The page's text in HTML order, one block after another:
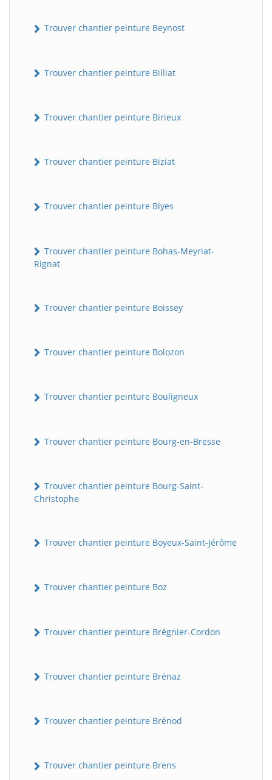
Trouver chantier peinture Beynost
Trouver chantier peinture Billiat
Trouver chantier peinture Birieux
Trouver chantier peinture Biziat
Trouver chantier peinture Blyes
Trouver chantier peinture Bohas-Meyriat-
Rignat
Trouver chantier peinture Boissey
Trouver chantier peinture Bolozon
Trouver chantier peinture Bouligneux
Trouver chantier peinture Bourg-en-Bresse
Trouver chantier peinture Bourg-Saint-
Christophe
Trouver chantier peinture Boyeux-Saint-Jérôme
Trouver chantier peinture Boz
Trouver chantier peinture Brégnier-Cordon
Trouver chantier peinture Brénaz
Trouver chantier peinture Brénod
Trouver chantier peinture Brens